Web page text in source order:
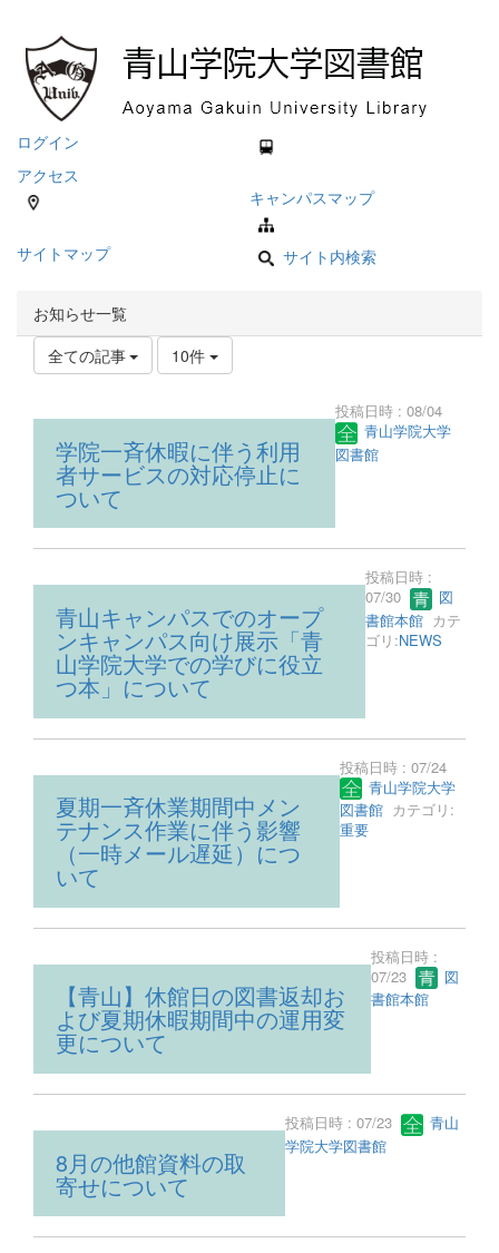
ログイン
アクセス
キャンパスマップ
サイトマップ サイト内検索
お知らせ一覧
全ての記事
10件
学院一斉休暇に伴う利用
者サービスの対応停止に
ついて
投稿日時 : 08/04
青山学院大学
図書館
青山キャンパスでのオープ
ンキャンパス向け展示「青
山学院大学での学びに役立
つ本」について
投稿日時 :
07/30
図
書館本館 カテ
ゴリ:NEWS
夏期一斉休業期間中メン
テナンス作業に伴う影響
（一時メール遅延）につ
いて
投稿日時 : 07/24
青山学院大学
図書館カテゴリ:
重要
【青山】休館日の図書返却お
よび夏期休暇期間中の運用変
更について
投稿日時 :
07/23
図
書館本館
8月の他館資料の取
寄せについて
投稿日時 : 07/23
青山
学院大学図書館